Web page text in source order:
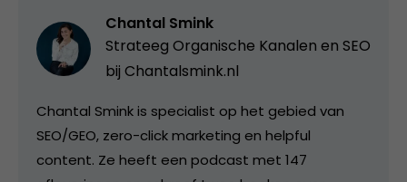
Chantal Smink
Strateeg Organische Kanalen en SEO
bij Chantalsmink.nl
Chantal Smink is specialist op het gebied van
SEO/GEO, zero-click marketing en helpful
content. Ze heeft een podcast met 147